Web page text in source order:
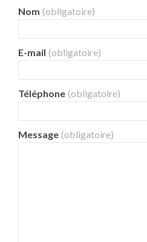
Nom (obligatoire)
E-mail (obligatoire)
Téléphone (obligatoire)
Message (obligatoire)